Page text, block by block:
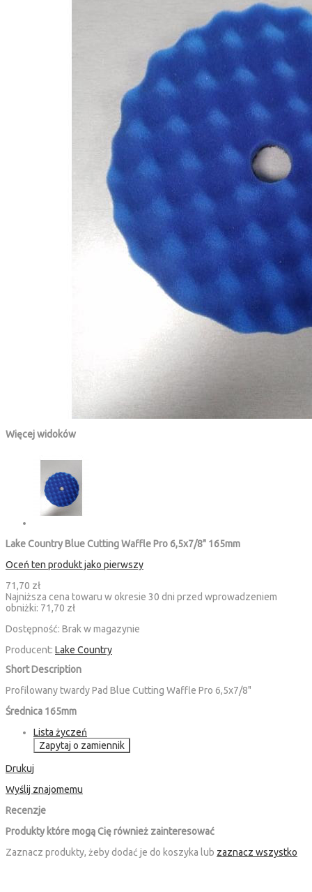
Więcej widoków
Lake Country Blue Cutting Waffle Pro 6,5x7/8" 165mm
Oceń ten produkt jako pierwszy
71,70 zł
Najniższa cena towaru w okresie 30 dni przed wprowadzeniem
obniżki: 71,70 zł
Dostępność: Brak w magazynie
Producent: Lake Country
Short Description
Profilowany twardy Pad Blue Cutting Waffle Pro 6,5x7/8"
Średnica 165mm
Lista życzeń
Zapytaj o zamiennik
Drukuj
Wyślij znajomemu
Recenzje
Produkty które mogą Cię również zainteresować
Zaznacz produkty, żeby dodać je do koszyka lub zaznacz wszystko